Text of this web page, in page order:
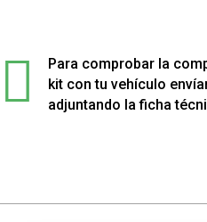
rebajados
Opel

Para comprobar la
kit con tu vehículo
adjuntando la ficha